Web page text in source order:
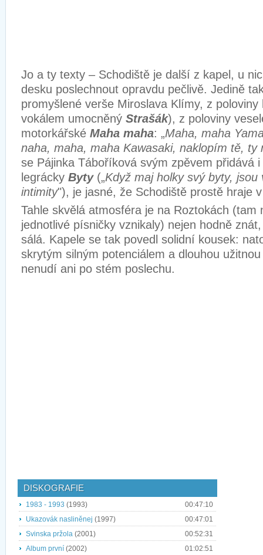
Jo a ty texty – Schodiště je další z kapel, u
desku poslechnout opravdu pečlivě. Jedině
promyšlené verše Miroslava Klímy, z
vokálem umocněný Strašák), z poloviny
motorkářské Maha maha: „Maha, maha
naha, maha, maha Kawasaki, naklopím tě, ty
se Pájinka Táboříková svým zpěvem přidává
legrácky Byty („Když maj holky svý byty, jsou
intimity"), je jasné, že Schodiště prostě hraje
Tahle skvělá atmosféra je na Roztokách (tam
jednotlivé písničky vznikaly) nejen hodně
sálá. Kapele se tak povedl solidní kousek:
skrytým silným potenciálem a dlouhou
nenudí ani po stém poslechu.
DISKOGRAFIE
1983 - 1993 (1993)
00:47:10
Ukazovák nasliněnej (1997)
00:47:01
Svinska pržola (2001)
00:52:31
Album první (2002) 01:02:51